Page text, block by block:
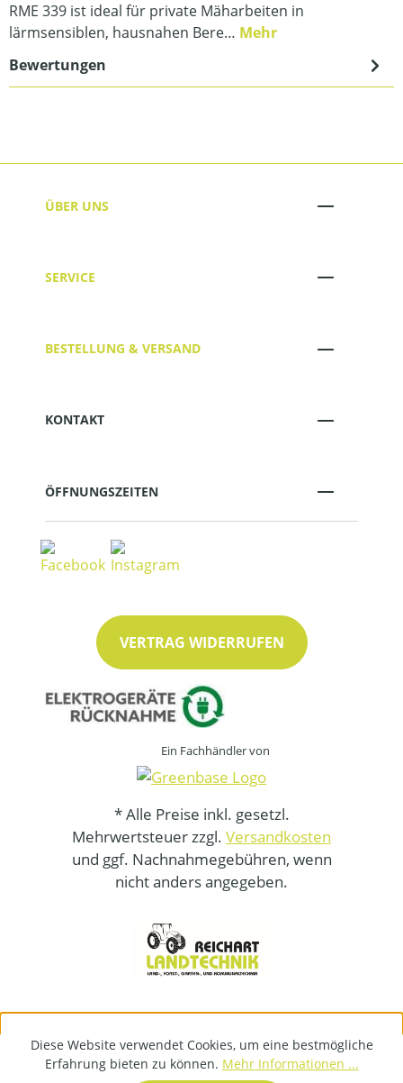
RME 339 ist ideal für private Mäharbeiten in
lärmsensiblen, hausnahen Bere… Mehr
Bewertungen
ÜBER UNS
SERVICE
BESTELLUNG & VERSAND
KONTAKT
ÖFFNUNGSZEITEN
VERTRAG WIDERRUFEN
Ein Fachhändler von
* Alle Preise inkl. gesetzl.
Mehrwertsteuer zzgl. Versandkosten
und ggf. Nachnahmegebühren, wenn
nicht anders angegeben.
Diese Website verwendet Cookies, um eine bestmögliche
Erfahrung bieten zu können. Mehr Informationen ...